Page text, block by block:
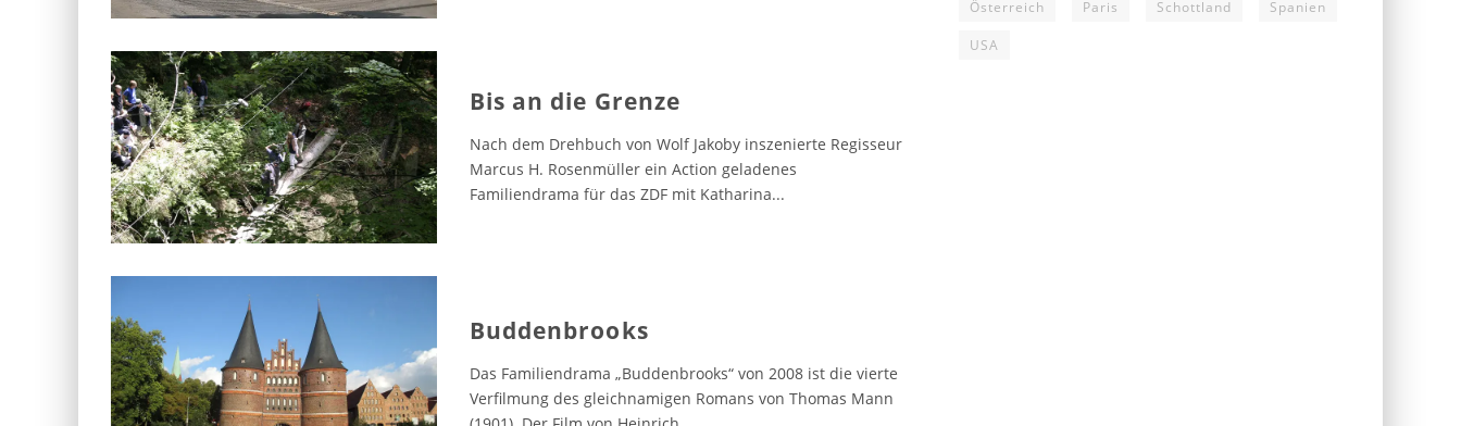
Bis an die Grenze
Nach dem Drehbuch von Wolf Jakoby inszenierte Regisseur
Marcus H. Rosenmüller ein Action geladenes
Familiendrama für das ZDF mit Katharina...
Buddenbrooks
Das Familiendrama „Buddenbrooks“ von 2008 ist die vierte
Verfilmung des gleichnamigen Romans von Thomas Mann
Österreich Paris Schottland Spanien
USA